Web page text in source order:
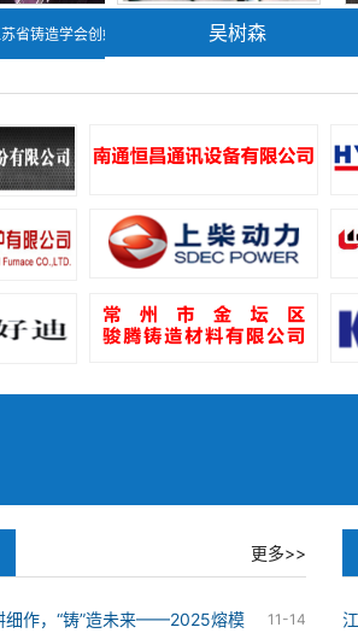
省铸造学会创始人
美 吴树森
更多>>
11-14
细作，“铸”造未来——2025熔模